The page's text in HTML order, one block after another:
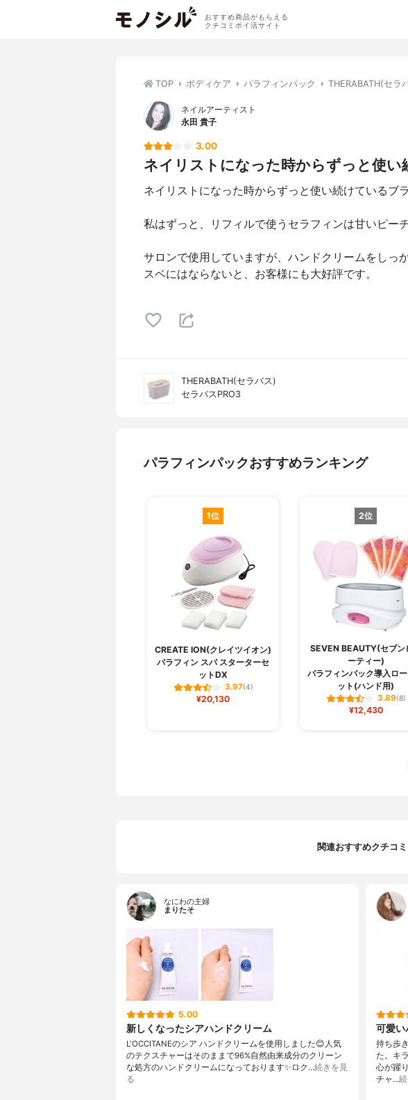
おすすめ商品がもらえる
クチコミポイ活サイト
TOP ボディケア パラフィンパック THERABATH(セラ
ネイルアーティスト
永田 貴子
3.00
ネイリストになった時からずっと使い
ネイリストになった時からずっと使い続けているブラ
私はずっと、リフィルで使うセラフィンは甘いピー
サロンで使用していますが、ハンドクリームをしっ
スベにはならないと、お客様にも大好評です。
THERABATH(セラバス)
セラバスPRO3
パラフィンパックおすすめランキング
1位
CREATE ION(クレイツイオン)
パラフィン スパ スターターセ
ットDX
3.97(4)
¥20,130
2位
SEVEN BEAUTY(セブン
ーティー)
パラフィンパック導入ロ
ット(ハンド用)
3.89(8)
¥12,430
関連おすすめクチコミ
なにわの主婦
まりたそ
5.00
新しくなったシアハンドクリーム
L'OCCITANEのシア ハンドクリームを使用しました😊人気
のテクスチャーはそのままで96%自然由来成分のクリーン
な処方のハンドクリームになっております✨ロク…続きを見
る
可愛
持ち歩
た。キ
心が躍
チャ…